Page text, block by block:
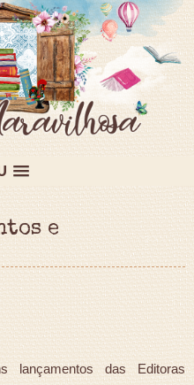
e
lançamentos das Editoras